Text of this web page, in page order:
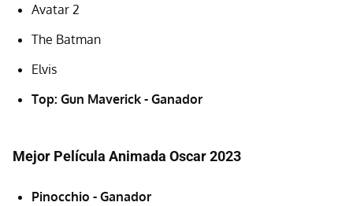
Avatar 2
The Batman
Elvis
Top: Gun Maverick - Ganador
Mejor Película Animada Oscar 2023
Pinocchio - Ganador